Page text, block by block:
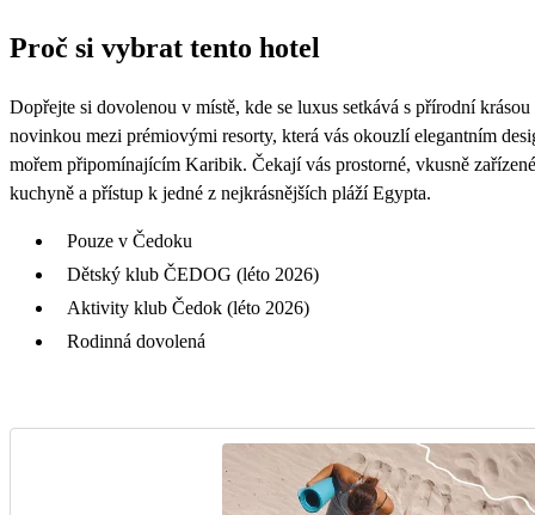
Proč si vybrat tento hotel
Dopřejte si dovolenou v místě, kde se luxus setkává s přírodní
novinkou mezi prémiovými resorty, která vás okouzlí elegantním
mořem připomínajícím Karibik. Čekají vás prostorné, vkusně
kuchyně a přístup k jedné z nejkrásnějších pláží Egypta.
Pouze v Čedoku
Dětský klub ČEDOG (léto 2026)
Aktivity klub Čedok (léto 2026)
Rodinná dovolená